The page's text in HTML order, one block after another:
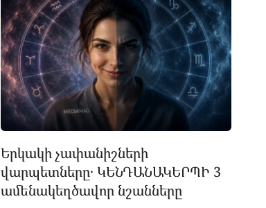
Երկակի չափանիշների
վարպետները․ ԿԵՆԴԱՆԱԿԵՐՊԻ 3
ամենակեղծավոր նշանները